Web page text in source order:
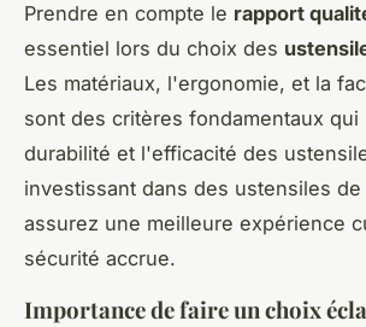
Prendre en compte le rapport
essentiel lors du choix des
Les matériaux, l'ergonomie, et la
sont des critères fondamentaux qui
durabilité et l'efficacité des
investissant dans des ustensiles
assurez une meilleure expérience
sécurité accrue.
Importance de faire un choix